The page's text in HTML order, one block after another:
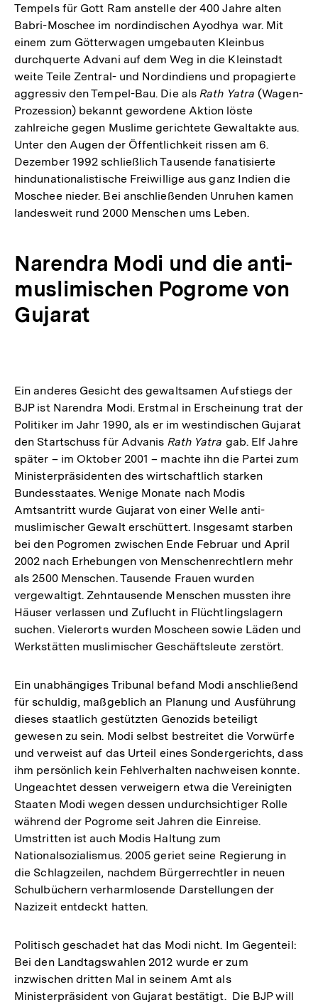
Tempels für Gott Ram anstelle der 400 Jahre alten
Babri-Moschee im nordindischen Ayodhya war. Mit
einem zum Götterwagen umgebauten Kleinbus
durchquerte Advani auf dem Weg in die Kleinstadt
weite Teile Zentral- und Nordindiens und propagierte
aggressiv den Tempel-Bau. Die alsRath Yatra (Wagen-
Prozession) bekannt gewordene Aktion löste
zahlreiche gegen Muslime gerichtete Gewaltakte aus.
Unter den Augen der Öffentlichkeit rissen am 6.
Dezember 1992 schließlich Tausende fanatisierte
hindunationalistische Freiwillige aus ganz Indien die
Moschee nieder. Bei anschließenden Unruhen kamen
landesweit rund 2000 Menschen ums Leben.
Narendra Modi und die anti-
muslimischen Pogrome von
Gujarat
Ein anderes Gesicht des gewaltsamen Aufstiegs der
BJP ist Narendra Modi. Erstmal in Erscheinung trat der
Politiker im Jahr 1990, als er im westindischen Gujarat
den Startschuss für Advanis Rath Yatra gab. Elf Jahre
später – im Oktober 2001 – machte ihn die Partei zum
Ministerpräsidenten des wirtschaftlich starken
Bundesstaates. Wenige Monate nach Modis
Amtsantritt wurde Gujarat von einer Welle anti-
muslimischer Gewalt erschüttert. Insgesamt starben
bei den Pogromen zwischen Ende Februar und April
2002 nach Erhebungen von Menschenrechtlern mehr
als 2500 Menschen. Tausende Frauen wurden
vergewaltigt. Zehntausende Menschen mussten ihre
Häuser verlassen und Zuflucht in Flüchtlingslagern
suchen. Vielerorts wurden Moscheen sowie Läden und
Werkstätten muslimischer Geschäftsleute zerstört.
Ein unabhängiges Tribunal befand Modi anschließend
für schuldig, maßgeblich an Planung und Ausführung
dieses staatlich gestützten Genozids beteiligt
gewesen zu sein. Modi selbst bestreitet die Vorwürfe
und verweist auf das Urteil eines Sondergerichts, dass
ihm persönlich kein Fehlverhalten nachweisen konnte.
Ungeachtet dessen verweigern etwa die Vereinigten
Staaten Modi wegen dessen undurchsichtiger Rolle
während der Pogrome seit Jahren die Einreise.
Umstritten ist auch Modis Haltung zum
Nationalsozialismus. 2005 geriet seine Regierung in
die Schlagzeilen, nachdem Bürgerrechtler in neuen
Schulbüchern verharmlosende Darstellungen der
Nazizeit entdeckt hatten.
Politisch geschadet hat das Modi nicht. Im Gegenteil:
Bei den Landtagswahlen 2012 wurde er zum
inzwischen dritten Mal in seinem Amt als
Ministerpräsident von Gujarat bestätigt. Die BJP will